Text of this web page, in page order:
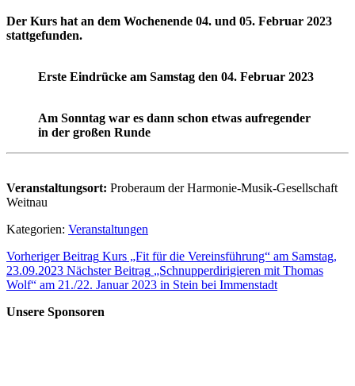
Der Kurs hat an dem Wochenende 04. und 05. Februar 2023
stattgefunden.
Erste Eindrücke am Samstag den 04. Februar 2023
Am Sonntag war es dann schon etwas aufregender
in der großen Runde
Veranstaltungsort: Proberaum der Harmonie-Musik-Gesellschaft
Weitnau
Kategorien: Veranstaltungen
Vorheriger Beitrag Kurs „Fit für die Vereinsführung“ am Samstag,
23.09.2023 Nächster Beitrag „Schnupperdirigieren mit Thomas
Wolf“ am 21./22. Januar 2023 in Stein bei Immenstadt
Unsere Sponsoren